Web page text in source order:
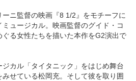
ーニ監督の映画『8 1/2』をモチーフに
ミュージカル。映画監督のグイド・コ
ぐる女性たちを描いた本作をG2演出で
カル「タイタニック」をはじめ舞台
せている松岡充。そして彼を取り囲